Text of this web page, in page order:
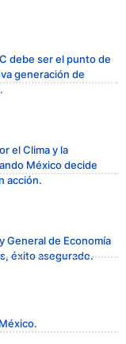
debe ser el punto de
generación de
el Clima y la
México decide
acción.
General de Economía
éxito asegurado.